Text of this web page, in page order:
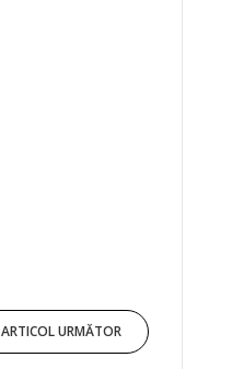
ARTICOL URMĂTOR